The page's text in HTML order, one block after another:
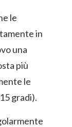
le
in
una
più
le
gradi).